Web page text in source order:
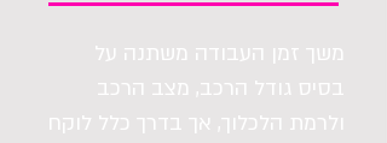
משך זמן העבודה משתנה על
בסיס גודל הרכב, מצב הרכב
ולרמת הלכלוך, אך בדרך כלל לוקח